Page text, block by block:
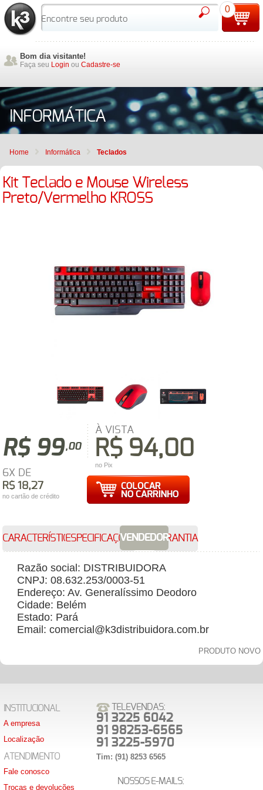
Bom dia visitante!
Faça seu Login ou Cadastre-se
0
INFORMÁTICA
Home Informática Teclados
Kit Teclado e Mouse Wireless
Preto/Vermelho KROSS
R$ 99,00
À VISTA
R$ 94,00
no Pix
6X DE
R$ 18,27
no cartão de crédito
CARACTERÍSTICASESPECIFICAÇÕESVENDEDORGARANTIA
Razão social: DISTRIBUIDORA
CNPJ: 08.632.253/0003-51
Endereço: Av. Generalíssimo Deodoro
Cidade: Belém
Estado: Pará
Email: comercial@k3distribuidora.com.br
PRODUTO NOVO
INSTITUCIONAL
A empresa
Localização
ATENDIMENTO
Fale conosco
Trocas e devoluções
TELEVENDAS:
91 3225 6042
91 98253-6565
91 3225-5970
Tim: (91) 8253 6565
NOSSOS E-MAILS: